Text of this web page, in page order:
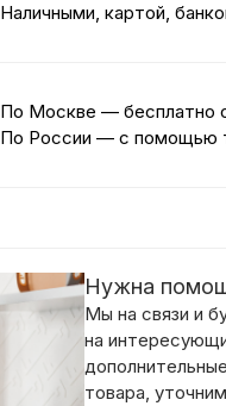
Наличными, картой,
По Москве — бесплатно
По России — с помощью
Нужна
Мы на связи и
на
товара,